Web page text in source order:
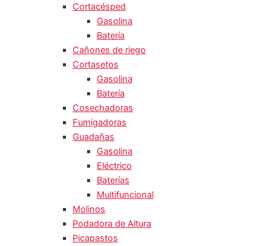
Cortacésped
Gasolina
Batería
Cañones de riego
Cortasetos
Gasolina
Batería
Cosechadoras
Fumigadoras
Guadañas
Gasolina
Eléctrico
Baterías
Multifuncional
Molinos
Podadora de Altura
Picapastos